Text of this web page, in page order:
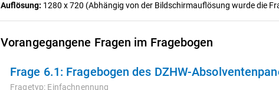
Auflösung: 1280 x 720 (Abhängig von der Bildschirmauflösung wurde die
Vorangegangene Fragen im Fragebogen
Frage 6.1: Fragebogen des DZHW-
Fragetyp: Einfachnennung